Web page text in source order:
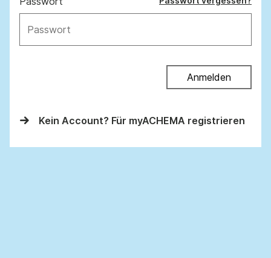
Anmelden
Kein Account? Für myACHEMA registrieren